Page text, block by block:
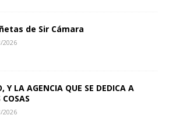
de Sir Cámara
2026
Y LA AGENCIA QUE SE DEDICA A
COSAS
2026